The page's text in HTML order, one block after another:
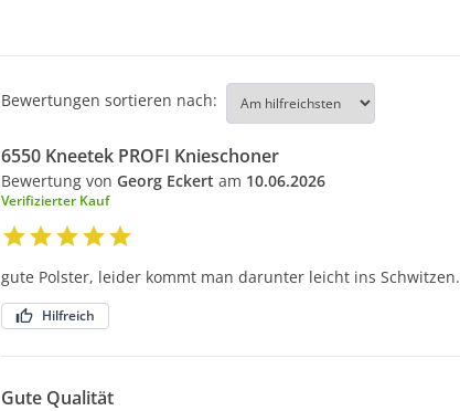
Bewertungen sortieren nach:
6550 Kneetek PROFI Knieschoner
Bewertung von Georg Eckert am 10.06.2026
Verifizierter Kauf
gute Polster, leider kommt man darunter leicht ins Schwitzen.
Hilfreich
Gute Qualität